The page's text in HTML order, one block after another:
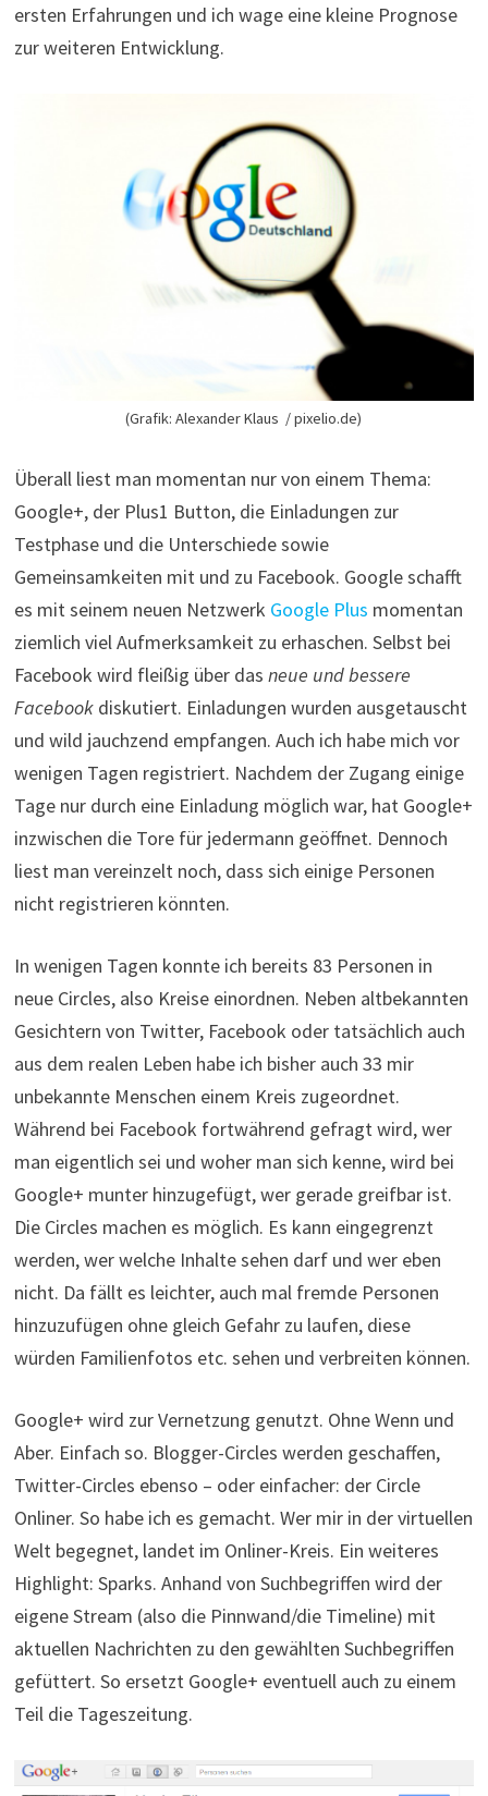
ersten Erfahrungen und ich wage eine kleine Prognose
zur weiteren Entwicklung.
(Grafik: Alexander Klaus / pixelio.de)
Überall liest man momentan nur von einem Thema:
Google+, der Plus1 Button, die Einladungen zur
Testphase und die Unterschiede sowie
Gemeinsamkeiten mit und zu Facebook. Google schafft
es mit seinem neuen Netzwerk Google Plus momentan
ziemlich viel Aufmerksamkeit zu erhaschen. Selbst bei
Facebook wird fleißig über das neue und bessere
Facebookdiskutiert. Einladungen wurden ausgetauscht
und wild jauchzend empfangen. Auch ich habe mich vor
wenigen Tagen registriert. Nachdem der Zugang einige
Tage nur durch eine Einladung möglich war, hat Google+
inzwischen die Tore für jedermann geöffnet. Dennoch
liest man vereinzelt noch, dass sich einige Personen
nicht registrieren könnten.
In wenigen Tagen konnte ich bereits 83 Personen in
neue Circles, also Kreise einordnen. Neben altbekannten
Gesichtern von Twitter, Facebook oder tatsächlich auch
aus dem realen Leben habe ich bisher auch 33 mir
unbekannte Menschen einem Kreis zugeordnet.
Während bei Facebook fortwährend gefragt wird, wer
man eigentlich sei und woher man sich kenne, wird bei
Google+ munter hinzugefügt, wer gerade greifbar ist.
Die Circles machen es möglich. Es kann eingegrenzt
werden, wer welche Inhalte sehen darf und wer eben
nicht. Da fällt es leichter, auch mal fremde Personen
hinzuzufügen ohne gleich Gefahr zu laufen, diese
würden Familienfotos etc. sehen und verbreiten können.
Google+ wird zur Vernetzung genutzt. Ohne Wenn und
Aber. Einfach so. Blogger-Circles werden geschaffen,
Twitter-Circles ebenso – oder einfacher: der Circle
Onliner. So habe ich es gemacht. Wer mir in der virtuellen
Welt begegnet, landet im Onliner-Kreis. Ein weiteres
Highlight: Sparks. Anhand von Suchbegriffen wird der
eigene Stream (also die Pinnwand/die Timeline) mit
aktuellen Nachrichten zu den gewählten Suchbegriffen
gefüttert. So ersetzt Google+ eventuell auch zu einem
Teil die Tageszeitung.